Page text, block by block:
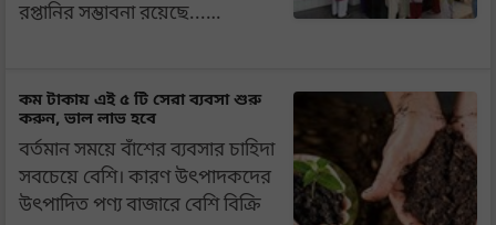
রপ্তানির সম্ভাবনা রয়েছে...…
কম টাকায় এই ৫ টি সেরা ব্যবসা শুরু
করুন, ভাল লাভ হবে
বর্তমান সময়ে বাঁশের ব্যবসার চাহিদা
সবচেয়ে বেশি। কারণ উৎপাদকদের
উৎপাদিত পণ্য বাজারে বেশি বিক্রি